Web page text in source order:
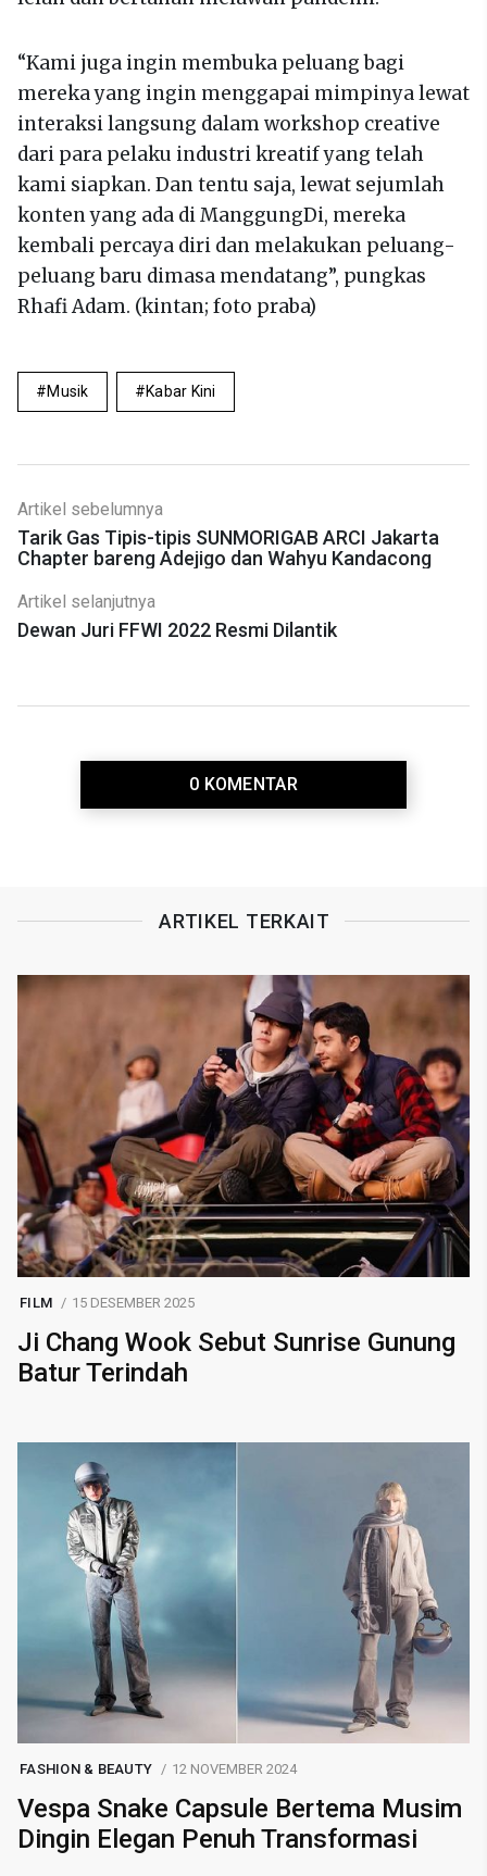
“Kami juga ingin membuka peluang bagi
mereka yang ingin menggapai mimpinya lewat
interaksi langsung dalam workshop creative
dari para pelaku industri kreatif yang telah
kami siapkan. Dan tentu saja, lewat sejumlah
konten yang ada di ManggungDi, mereka
kembali percaya diri dan melakukan peluang-
peluang baru dimasa mendatang”, pungkas
Rhafi Adam. (kintan; foto praba)
Musik Kabar Kini
Artikel sebelumnya
Tarik Gas Tipis-tipis SUNMORIGAB ARCI Jakarta
Chapter bareng Adejigo dan Wahyu Kandacong
Artikel selanjutnya
Dewan Juri FFWI 2022 Resmi Dilantik
0 KOMENTAR
ARTIKEL TERKAIT
FILM 15 DESEMBER 2025
Ji Chang Wook Sebut Sunrise Gunung
Batur Terindah
FASHION & BEAUTY 12 NOVEMBER 2024
Vespa Snake Capsule Bertema Musim
Dingin Elegan Penuh Transformasi